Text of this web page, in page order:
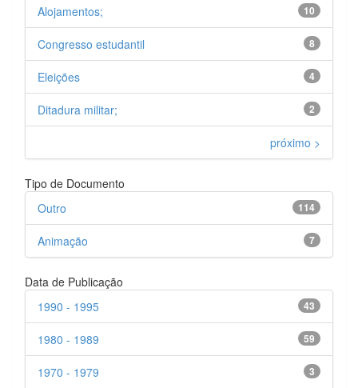
10
Alojamentos;
8
Congresso estudantil
4
Eleições
2
Ditadura militar;
próximo >
Tipo de Documento
114
Outro
7
Animação
Data de Publicação
43
1990 - 1995
59
1980 - 1989
3
1970 - 1979